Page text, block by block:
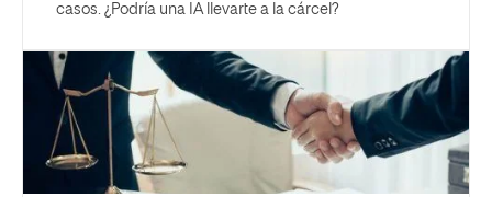
casos. ¿Podría una IA llevarte a la cárcel?